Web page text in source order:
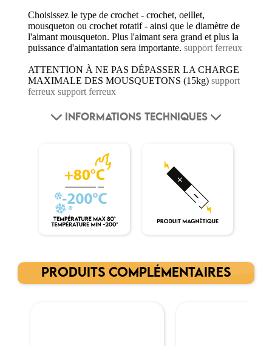
Choisissez le type de crochet - crochet, oeillet,
mousqueton ou crochet rotatif - ainsi que le diamètre de
l'aimant mousqueton. Plus l'aimant sera grand et plus la
puissance d'aimantation sera importante.support ferreux
ATTENTION À NE PAS DÉPASSER LA CHARGE
MAXIMALE DES MOUSQUETONS (15kg)support
ferreux support ferreux
INFORMATIONS TECHNIQUES
PRODUITS COMPLÉMENTAIRES